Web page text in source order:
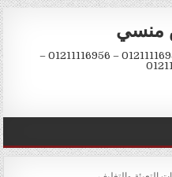
منسي
ماركة المهندس منسي العالمية 01211116954 – 01211116956 –